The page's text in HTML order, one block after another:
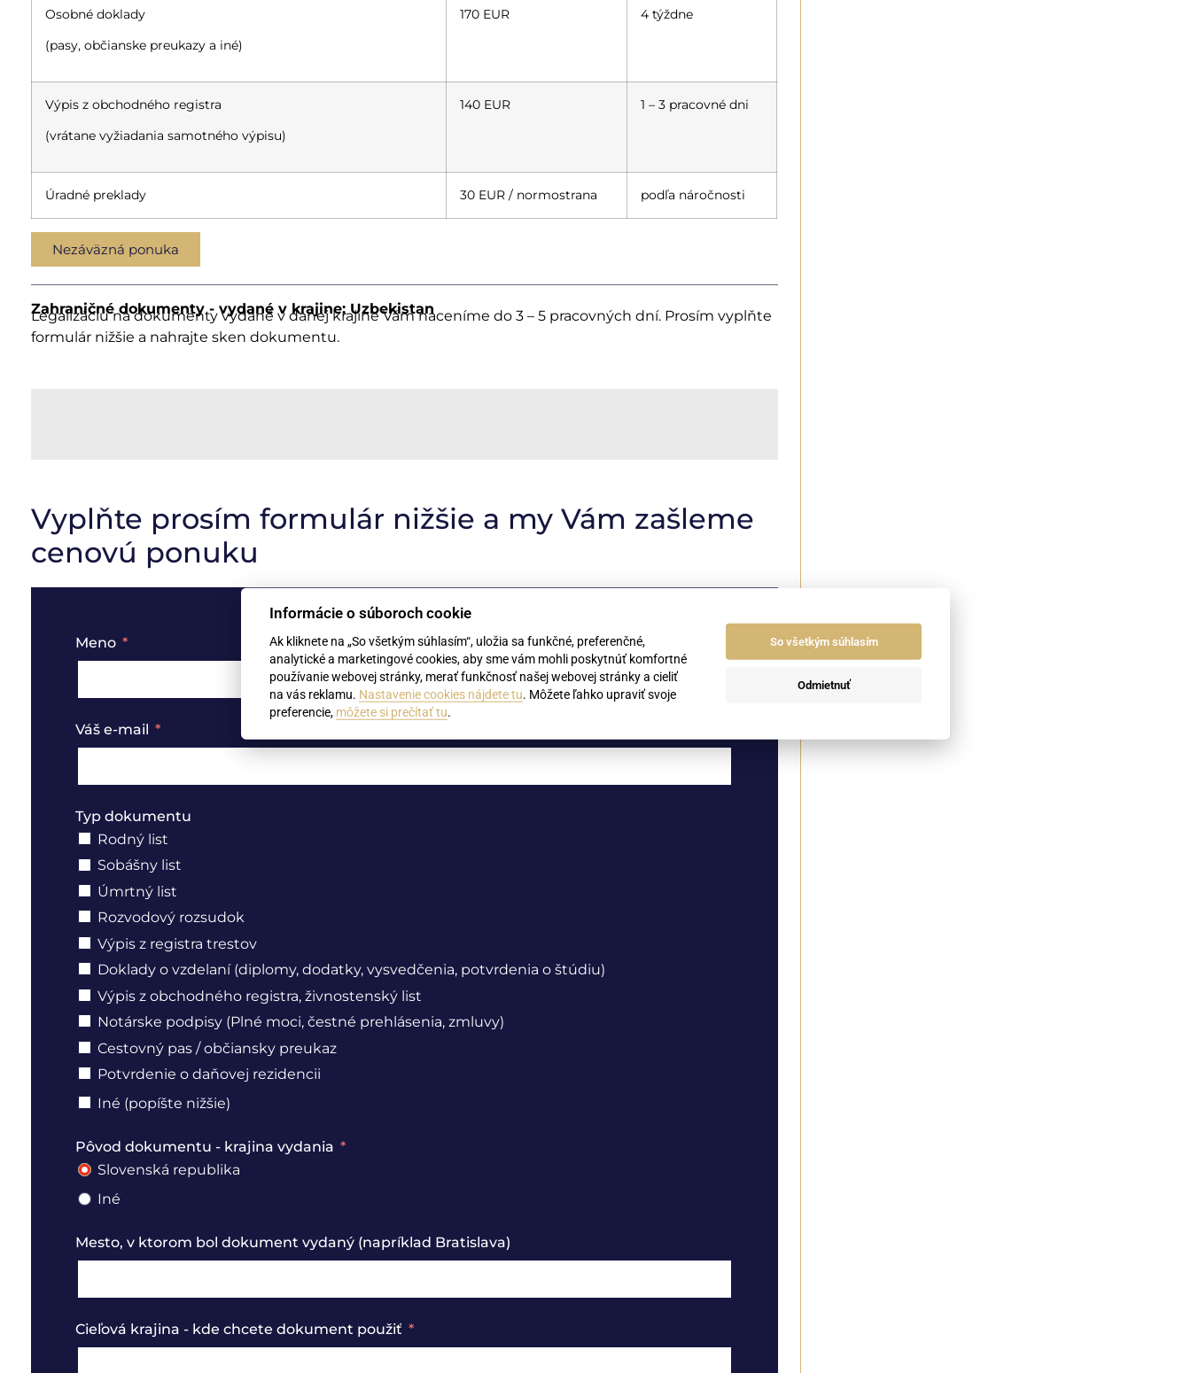
Osobné doklady
(pasy, občianske preukazy a iné)
170 EUR 4 týždne
Výpis z obchodného registra
(vrátane vyžiadania samotného výpisu)
140 EUR 1 – 3 pracovné dni
Úradné preklady 30 EUR / normostrana podľa náročnosti
Nezáväzná ponuka
Zahraničné dokumenty - vydané v krajine: Uzbekistan
Legalizáciu na dokumenty vydané v danej krajine Vám naceníme do 3 – 5 pracovných dní. Prosím vyplňte
formulár nižšie a nahrajte sken dokumentu.
Vyplňte prosím formulár nižšie a my Vám zašleme
cenovú ponuku
Meno Priezvisko
Váš e-mail
Typ dokumentu
Rodný list
Sobášny list
Úmrtný list
Rozvodový rozsudok
Výpis z registra trestov
Doklady o vzdelaní (diplomy, dodatky, vysvedčenia, potvrdenia o štúdiu)
Výpis z obchodného registra, živnostenský list
Notárske podpisy (Plné moci, čestné prehlásenia, zmluvy)
Cestovný pas / občiansky preukaz
Potvrdenie o daňovej rezidencii
Iné (popíšte nižšie)
Pôvod dokumentu - krajina vydania
Slovenská republika
Iné
Mesto, v ktorom bol dokument vydaný (napríklad Bratislava)
Cieľová krajina - kde chcete dokument použiť
Informácie o súboroch cookie
Ak kliknete na „So všetkým súhlasím“, uložia sa funkčné, preferenčné,
analytické a marketingové cookies, aby sme vám mohli poskytnúť komfortné
používanie webovej stránky, merať funkčnosť našej webovej stránky a cieliť
na vás reklamu. Nastavenie cookies nájdete tu. Môžete ľahko upraviť svoje
preferencie, môžete si prečítať tu.
So všetkým súhlasím
Odmietnuť